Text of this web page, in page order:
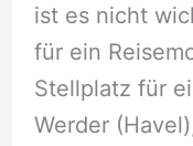
ist es nicht
für ein
Stellplatz für
Werder